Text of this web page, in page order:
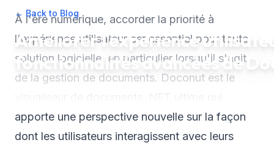
← Back to Blog • June 20, 2025 min read
Améliorer l'expérience
fonctionnalités avancées de
À l'ère numérique, accorder la priorité à
l'expérience utilisateur est essentiel pour toute
solution logicielle, en particulier lorsqu'il s'agit
de la gestion de documents. Doconut est le
apporte une perspective nouvelle sur la façon
dont les utilisateurs interagissent avec leurs